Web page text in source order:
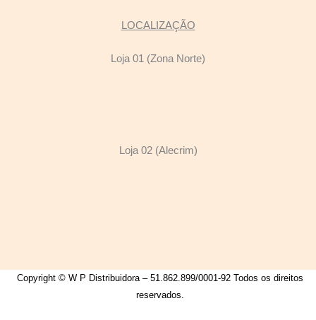
LOCALIZAÇÃO
Loja 01 (Zona Norte)
Loja 02 (Alecrim)
Copyright © W P Distribuidora – 51.862.899/0001-92 Todos os direitos
reservados.